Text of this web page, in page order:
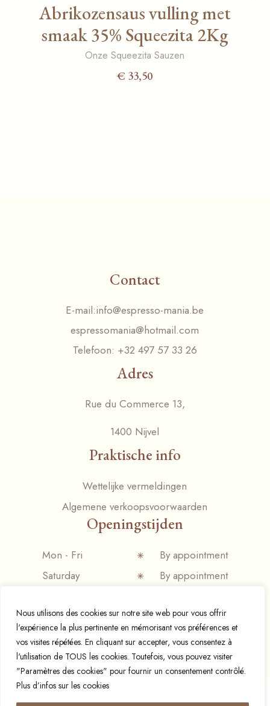
Nous utilisons des cookies sur notre site web pour vous offrir
l'expérience la plus pertinente en mémorisant vos préférences et
vos visites répétées. En cliquant sur accepter, vous consentez à
l'utilisation de TOUS les cookies. Toutefois, vous pouvez visiter
"Paramètres des cookies" pour fournir un consentement contrôlé.
Plus d’infos sur les cookies
Abrikozensaus vulling met
smaak 35% Squeezita 2Kg
Onze Squeezita Sauzen
€ 33,50
Contact
E-mail:info@espresso-mania.be
espressomania@hotmail.com
Telefoon: +32 497 57 33 26
Adres
Rue du Commerce 13,
1400 Nijvel
Praktische info
Wettelijke vermeldingen
Algemene verkoopsvoorwaarden
Openingstijden
Mon - Fri
By appointment
Saturday
By appointment
© 2024 Espresso mania, Designed and developed by
Français(